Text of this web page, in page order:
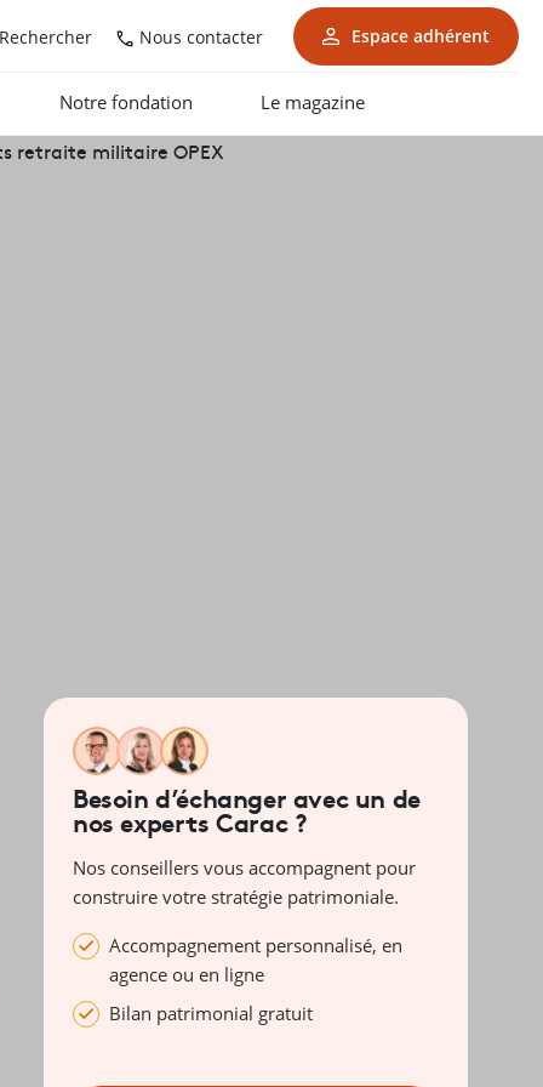
Rechercher Nous contacter Espace adhérent
Notre fondation Le magazine
Besoin d’échanger avec un de
nos experts Carac ?
Nos conseillers vous accompagnent pour
construire votre stratégie patrimoniale.
Accompagnement personnalisé, en
agence ou en ligne
Bilan patrimonial gratuit